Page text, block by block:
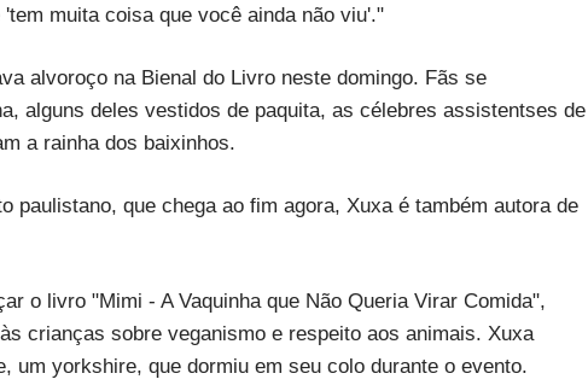
muita coisa que você ainda não viu'."
alvoroço na Bienal do Livro neste domingo. Fãs se
alguns deles vestidos de paquita, as célebres assistentses de
a rainha dos baixinhos.
paulistano, que chega ao fim agora, Xuxa é também autora de
o livro "Mimi - A Vaquinha que Não Queria Virar Comida",
crianças sobre veganismo e respeito aos animais. Xuxa
um yorkshire, que dormiu em seu colo durante o evento.